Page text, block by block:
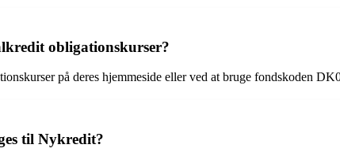
obligationskurser?
på deres hjemmeside eller ved at bruge fondskoden
til Nykredit?